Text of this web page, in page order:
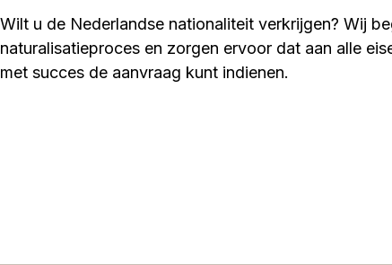
Wilt u de Nederlandse nationaliteit verkrijgen? Wij
naturalisatieproces en zorgen ervoor dat aan alle
met succes de aanvraag kunt indienen.